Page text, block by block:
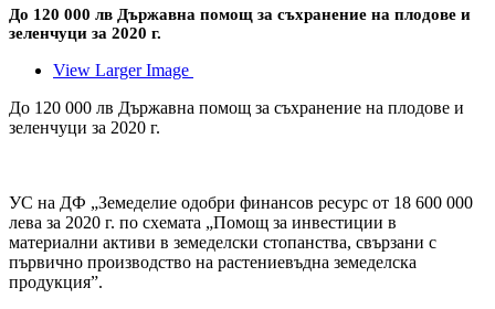
До 120 000 лв Държавна помощ за съхранение на плодове и
зеленчуци за 2020 г.
View Larger Image
До 120 000 лв Държавна помощ за съхранение на плодове и
зеленчуци за 2020 г.
УС на ДФ „Земеделие одобри финансов ресурс от 18 600 000
лева за 2020 г. по схемата „Помощ за инвестиции в
материални активи в земеделски стопанства, свързани с
първично производство на растениевъдна земеделска
продукция”.